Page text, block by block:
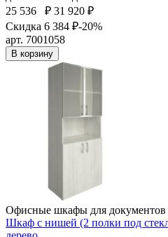
25 536
₽ 31 920 ₽
Скидка 6 384 ₽-20%
арт. 7001058
В корзину
Офисные шкафы для документов
Шкаф с нишей (2 полки под